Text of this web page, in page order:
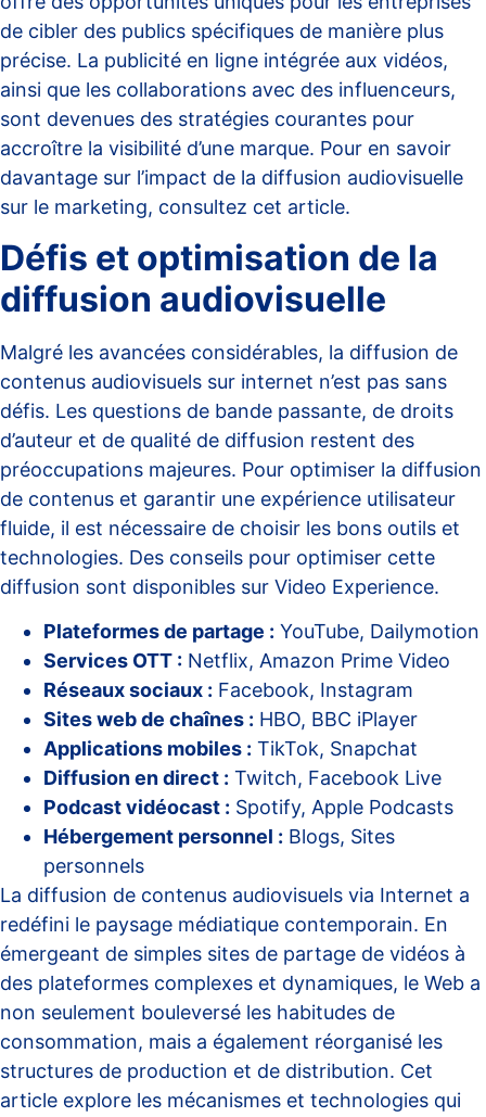
de cibler des publics spécifiques de manière plus
précise. La publicité en ligne intégrée aux vidéos,
ainsi que les collaborations avec des influenceurs,
sont devenues des stratégies courantes pour
accroître la visibilité d’une marque. Pour en savoir
davantage sur l’impact de la diffusion audiovisuelle
sur le marketing, consultez cet article.
Défis et optimisation de la
diffusion audiovisuelle
Malgré les avancées considérables, la diffusion de
contenus audiovisuels sur internet n’est pas sans
défis. Les questions de bande passante, de droits
d’auteur et de qualité de diffusion restent des
préoccupations majeures. Pour optimiser la diffusion
de contenus et garantir une expérience utilisateur
fluide, il est nécessaire de choisir les bons outils et
technologies. Des conseils pour optimiser cette
diffusion sont disponibles sur Video Experience.
Plateformes de partage : YouTube, Dailymotion
Services OTT : Netflix, Amazon Prime Video
Réseaux sociaux : Facebook, Instagram
Sites web de chaînes : HBO, BBC iPlayer
Applications mobiles : TikTok, Snapchat
Diffusion en direct : Twitch, Facebook Live
Podcast vidéocast : Spotify, Apple Podcasts
Hébergement personnel : Blogs, Sites
personnels
La diffusion de contenus audiovisuels via Internet a
redéfini le paysage médiatique contemporain. En
émergeant de simples sites de partage de vidéos à
des plateformes complexes et dynamiques, le Web a
non seulement bouleversé les habitudes de
consommation, mais a également réorganisé les
structures de production et de distribution. Cet
article explore les mécanismes et technologies qui